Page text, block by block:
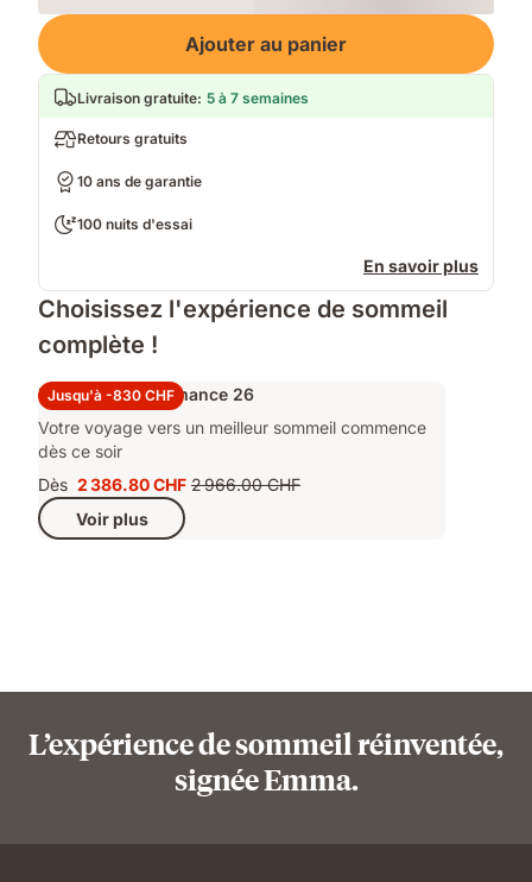
Loading
Ajouter au panier
Livraison gratuite: 5 à 7 semaines
Retours gratuits
10 ans de garantie
100 nuits d'essai
En savoir plus
Choisissez l'expérience de sommeil
complète !
Jusqu'à -830 CHF
Ensemble Performance 26
Votre voyage vers un meilleur sommeil commence
dès ce soir
Dès Prix
2 386.80 CHF
2 386.80 CHF Prix
2 966.00 CHF
Voir plus
L’expérience de sommeil réinventée,
signée Emma.